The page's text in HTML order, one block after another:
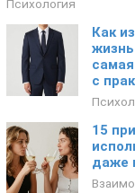
Психология
Как
с
15
даже